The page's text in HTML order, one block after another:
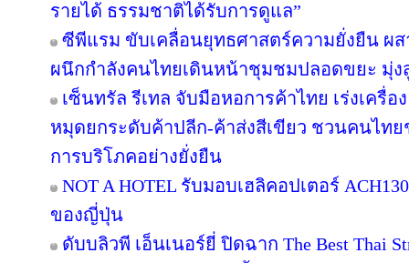
รายได้ ธรรมชาติได้รับการดูแล”
ซีพีแรม ขับเคลื่อนยุทธศาสตร์ความยั่งยืน ผสา
ผนึกกำลังคนไทยเดินหน้าชุมชมปลอดขยะ มุ่งสู่
เซ็นทรัล รีเทล จับมือหอการค้าไทย เร่งเครื่อ
หมุดยกระดับค้าปลีก-ค้าส่งสีเขียว ชวนคนไท
การบริโภคอย่างยั่งยืน
NOT A HOTEL รับมอบเฮลิคอปเตอร์
ของญี่ปุ่น
ดับบลิวพี เอ็นเนอร์ยี่ ปิดฉาก The Best Thai